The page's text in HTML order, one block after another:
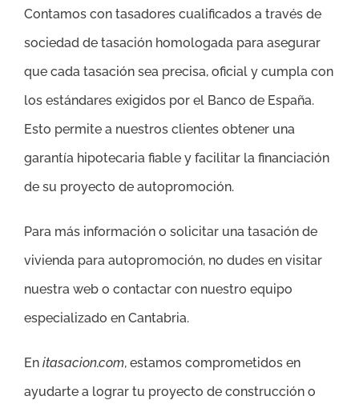
Contamos con tasadores cualificados a través de
sociedad de tasación homologada para asegurar
que cada tasación sea precisa, oficial y cumpla con
los estándares exigidos por el Banco de España.
Esto permite a nuestros clientes obtener una
garantía hipotecaria fiable y facilitar la financiación
de su proyecto de autopromoción.
Para más información o solicitar una tasación de
vivienda para autopromoción, no dudes en visitar
nuestra web o contactar con nuestro equipo
especializado en Cantabria.
En itasacion.com, estamos comprometidos en
ayudarte a lograr tu proyecto de construcción o